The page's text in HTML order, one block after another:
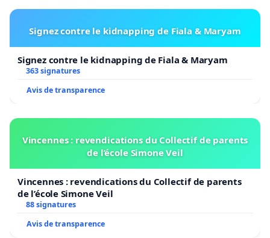
Signez contre le kidnapping de Fiala & Maryam
Signez contre le kidnapping de Fiala & Maryam
363 signatures
Avis de transparence
Vincennes : revendications du Collectif de parents
de l’école Simone Veil
Vincennes : revendications du Collectif de parents
de l’école Simone Veil
88 signatures
Avis de transparence